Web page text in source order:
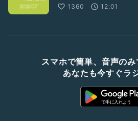
1360
12:01
スマホで簡単、音声のみ
あなたも今すぐラ